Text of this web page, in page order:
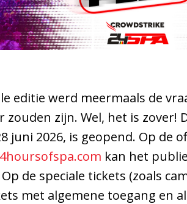
editie werd meermaals de
zijn. Wel, het is zover!
juni 2026, is geopend. Op de
kan het
de speciale tickets (zoals
met algemene toegang en